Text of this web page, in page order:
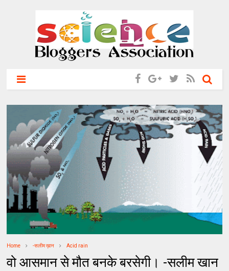
Home -सलीम ख़ान Acid rain
वो आसमान से मौत बनके बरसेगी। -सलीम खान